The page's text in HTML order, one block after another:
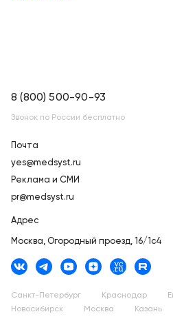
8 (800) 500-90-93
Звонок по России бесплатно
Почта
yes@medsyst.ru
Реклама и СМИ
pr@medsyst.ru
Адрес
Москва, Огородный проезд, 16/1с4
Санкт-Петербург Краснодар
Новосибирск
Москва Казань